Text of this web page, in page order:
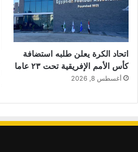
اتحاد الكرة يعلن طلبه استضافة
كأس الأمم الإفريقية تحت ٢٣ عاما
أغسطس 8, 2026